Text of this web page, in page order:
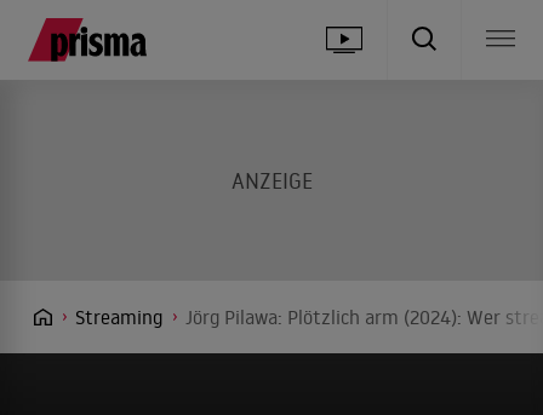
Streaming Jörg Pilawa: Plötzlich arm (2024): Wer